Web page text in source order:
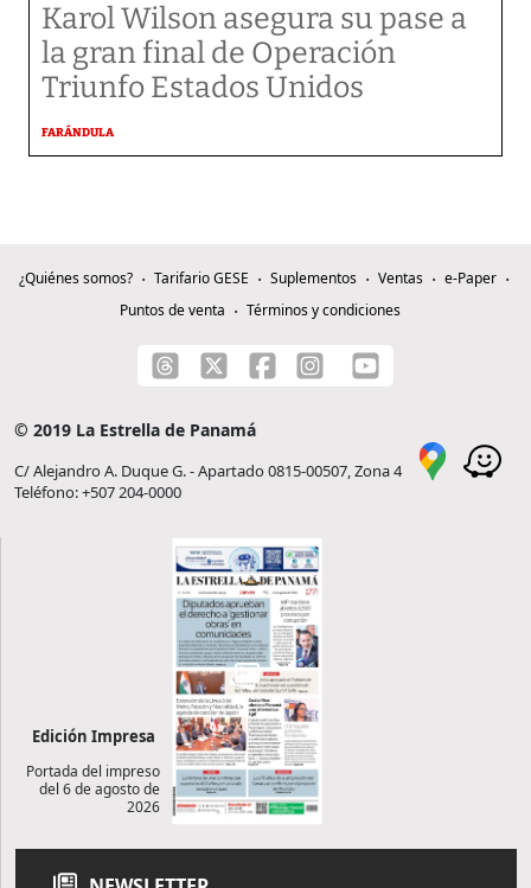
Karol Wilson asegura su pase a
la gran final de Operación
Triunfo Estados Unidos
FARÁNDULA
¿Quiénes somos? Tarifario GESE Suplementos Ventas
e-Paper
Puntos de venta
Términos y condiciones
© 2019 La Estrella de Panamá
C/ Alejandro A. Duque G. - Apartado 0815-00507, Zona 4
Teléfono: +507 204-0000
Edición Impresa
Portada del impreso
del 6 de agosto de
2026